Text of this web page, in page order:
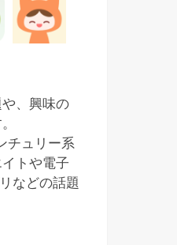
、興味の
チュリー系
トや電子
などの話題